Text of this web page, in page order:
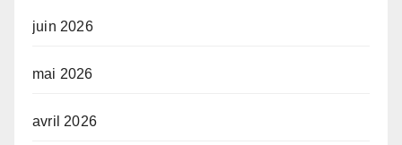
juin 2026
mai 2026
avril 2026